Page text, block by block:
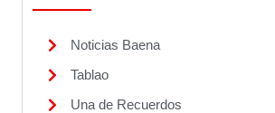
Noticias Baena
Tablao
Una de Recuerdos